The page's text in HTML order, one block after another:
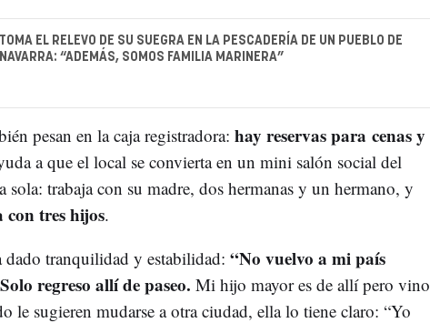
TOMA EL RELEVO DE SU SUEGRA EN LA PESCADERÍA DE UN PUEBLO DE
NAVARRA: “ADEMÁS, SOMOS FAMILIA MARINERA”
pesan en la caja registradora: hay reservas para cenas y
a que el local se convierta en un mini salón social del
trabaja con su madre, dos hermanas y un hermano, y
con tres hijos.
tranquilidad y estabilidad: “No vuelvo a mi país
regreso allí de paseo. Mi hijo mayor es de allí pero vino
le sugieren mudarse a otra ciudad, ella lo tiene claro: “Yo